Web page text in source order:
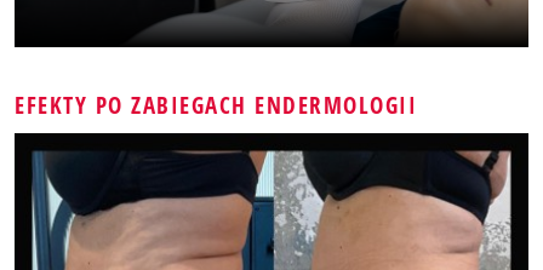
EFEKTY PO ZABIEGACH ENDERMOLOGII